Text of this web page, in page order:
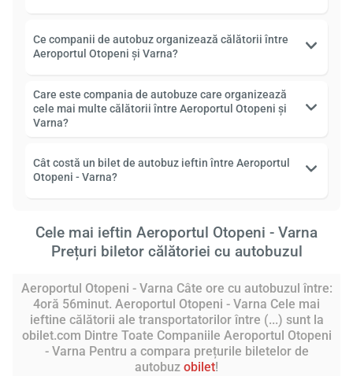
Ce companii de autobuz organizează călătorii între
Aeroportul Otopeni și Varna?
Care este compania de autobuze care organizează
cele mai multe călătorii între Aeroportul Otopeni și
Varna?
Cât costă un bilet de autobuz ieftin între Aeroportul
Otopeni - Varna?
Cele mai ieftin Aeroportul Otopeni - Varna
Prețuri biletor călătoriei cu autobuzul
Aeroportul Otopeni - Varna Câte ore cu autobuzul între:
4oră 56minut. Aeroportul Otopeni - Varna Cele mai
ieftine călătorii ale transportatorilor între (...) sunt la
obilet.com Dintre Toate Companiile Aeroportul Otopeni
- Varna Pentru a compara prețurile biletelor de
autobuz obilet!